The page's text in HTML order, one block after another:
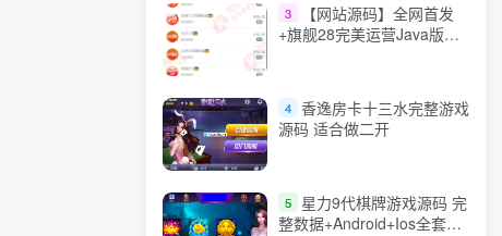
3
【网站源码】全网首发
+旗舰28完美运营Java版高
4 香逸房卡十三水完整游戏
源码 适合做二开
5
星力9代棋牌游戏源码 完
整数据+Android+Ios全套